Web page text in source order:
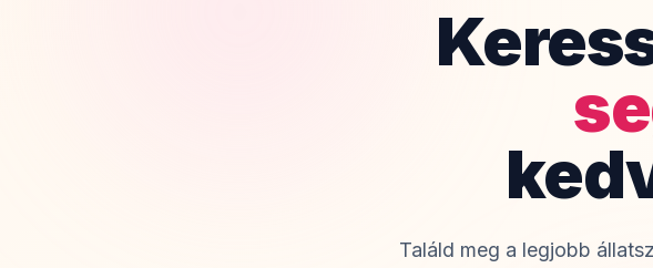
Találd meg a legjobb